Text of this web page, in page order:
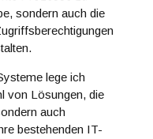
sondern auch die
lege ich
von Lösungen, die
auch
bestehenden IT-